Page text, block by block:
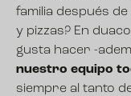
familia después
y pizzas? En
gusta hacer -
nuestro equipo
siempre al tanto